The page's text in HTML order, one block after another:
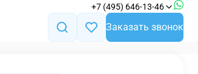
+7 (495) 646-13-46
Заказать звонок